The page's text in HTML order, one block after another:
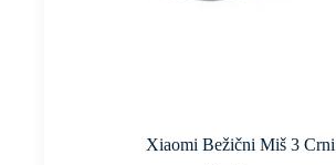
Xiaomi Bežični Miš 3 Crni